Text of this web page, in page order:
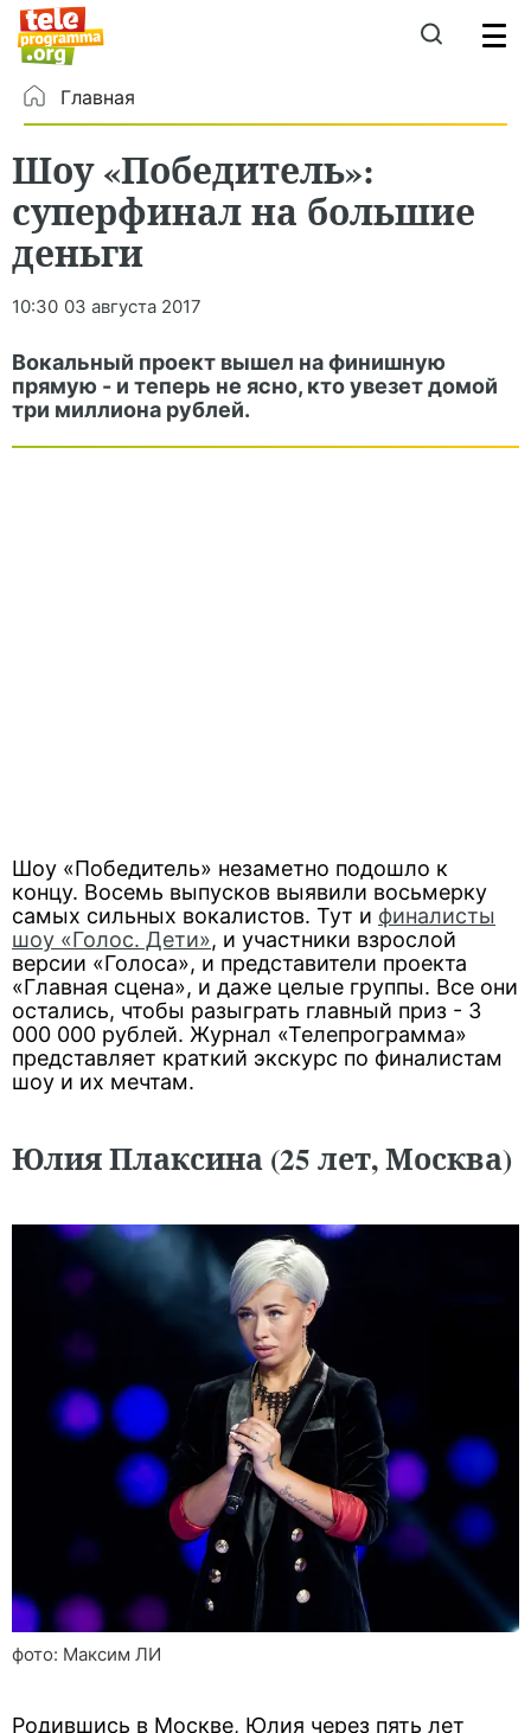
Главная
Шоу «Победитель»:
суперфинал на большие
деньги
10:30 03 августа 2017
Вокальный проект вышел на финишную
прямую - и теперь не ясно, кто увезет домой
три миллиона рублей.
Шоу «Победитель» незаметно подошло к
концу. Восемь выпусков выявили восьмерку
самых сильных вокалистов. Тут и финалисты
шоу «Голос. Дети», и участники взрослой
версии «Голоса», и представители проекта
«Главная сцена», и даже целые группы. Все они
остались, чтобы разыграть главный приз - 3
000 000 рублей. Журнал «Телепрограмма»
представляет краткий экскурс по финалистам
шоу и их мечтам.
Юлия Плаксина (25 лет, Москва)
фото: Максим ЛИ
Родившись в Москве, Юлия через пять лет